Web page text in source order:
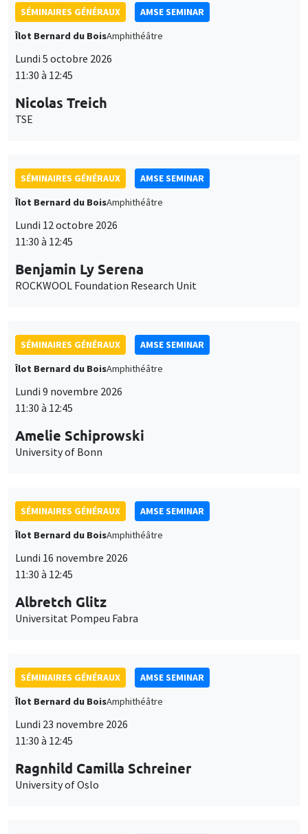
SÉMINAIRES GÉNÉRAUX
AMSE SEMINAR
Îlot Bernard du BoisAmphithéâtre
Lundi 5 octobre 2026
11:30 à 12:45
Nicolas Treich
TSE
SÉMINAIRES GÉNÉRAUX
AMSE SEMINAR
Îlot Bernard du BoisAmphithéâtre
Lundi 12 octobre 2026
11:30 à 12:45
Benjamin Ly Serena
ROCKWOOL Foundation Research Unit
SÉMINAIRES GÉNÉRAUX
AMSE SEMINAR
Îlot Bernard du BoisAmphithéâtre
Lundi 9 novembre 2026
11:30 à 12:45
Amelie Schiprowski
University of Bonn
SÉMINAIRES GÉNÉRAUX
AMSE SEMINAR
Îlot Bernard du BoisAmphithéâtre
Lundi 16 novembre 2026
11:30 à 12:45
Albretch Glitz
Universitat Pompeu Fabra
SÉMINAIRES GÉNÉRAUX
AMSE SEMINAR
Îlot Bernard du BoisAmphithéâtre
Lundi 23 novembre 2026
11:30 à 12:45
Ragnhild Camilla Schreiner
University of Oslo